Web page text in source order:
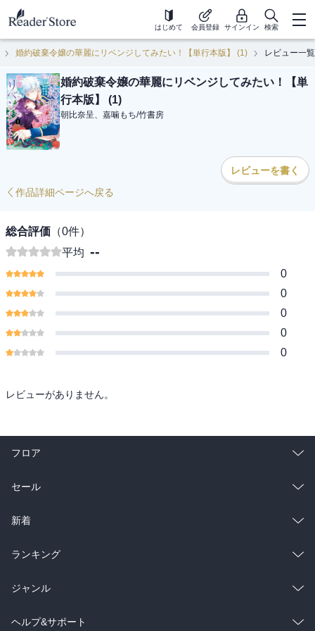
はじめて 会員登録 サインイン 検索
婚約破棄令嬢の華麗にリベンジしてみたい！【単行本版】 (1) レビュー一覧
婚約破棄令嬢の華麗にリベンジしてみたい！【単
行本版】 (1)
朝比奈呈、嘉噛もち/竹書房
レビューを書く
作品詳細ページへ戻る
総合評価 （0件）
平均 --
0
0
0
0
0
レビューがありません。
フロア
総合
ラノベ
雑誌・グラビア
BL・TL
セール
総合
ラノベ
雑誌・グラビア
BL・TL
新着
総合
ラノベ
雑誌・グラビア
ランキング
総合
ラノベ
ジャンル
コミック
ヘルプ&サポート